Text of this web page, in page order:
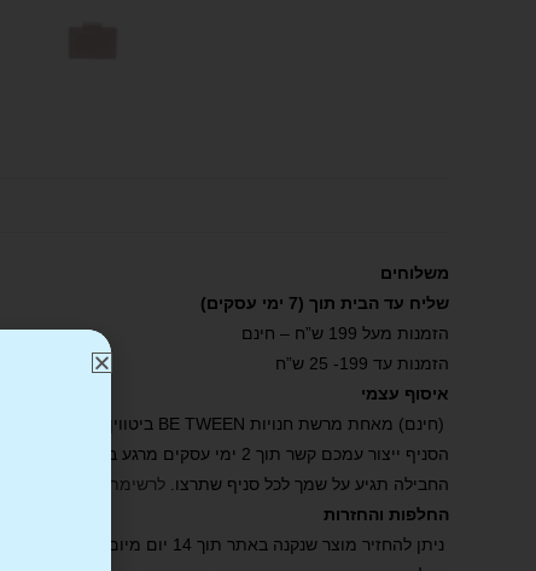
משלוחים
שליח עד הבית תוך (7 ימי עסקים)
הזמנות מעל 199 ש”ח – חינם
הזמנות עד 199- 25 ש”ח
איסוף עצמי
(חינם) מאחת מרשת חנויות BE TWEEN ביטווין .
הסניף ייצור עמכם קשר תוך 2 ימי עסקים מרגע ביצוע ההזמנה באתר ואישורה.
החבילה תגיע על שמך לכל סניף שתרצו. לרשימת הסניפים שלנו
החלפות והחזרות
ניתן להחזיר מוצר שנקנה באתר תוך 14 יום מיום קבלת הפריט.